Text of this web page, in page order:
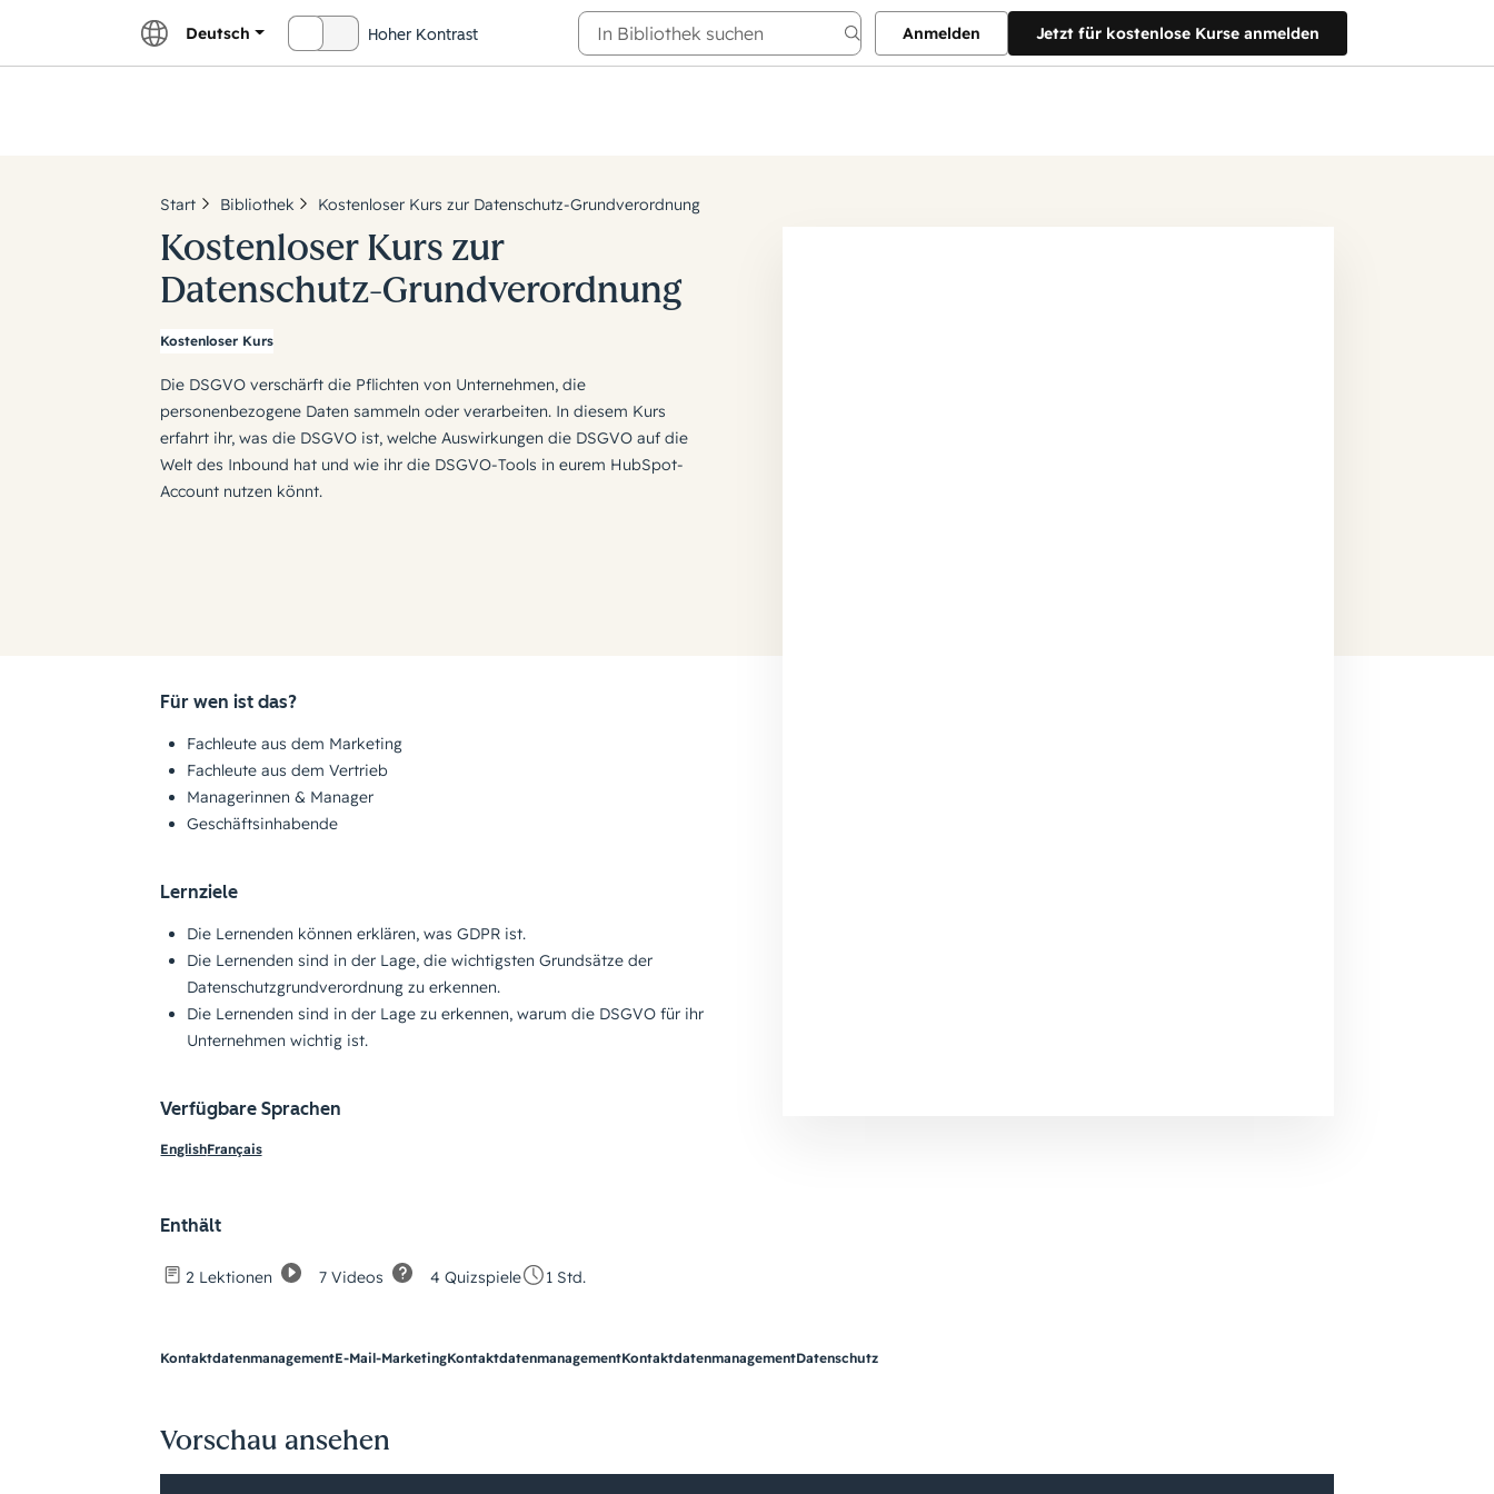
Deutsch DEAKTIVIERTHoher Kontrast Anmelden Jetzt für kostenlose Kurse anmelden
HubSpot Academy erkunden Über
Start Bibliothek Kostenloser Kurs zur Datenschutz-Grundverordnung
Kostenloser Kurs zur
Datenschutz-Grundverordnung
Kostenloser Kurs
Die DSGVO verschärft die Pflichten von Unternehmen, die
personenbezogene Daten sammeln oder verarbeiten. In diesem Kurs
erfahrt ihr, was die DSGVO ist, welche Auswirkungen die DSGVO auf die
Welt des Inbound hat und wie ihr die DSGVO-Tools in eurem HubSpot-
Account nutzen könnt.
Für wen ist das?
Fachleute aus dem Marketing
Fachleute aus dem Vertrieb
Managerinnen & Manager
Geschäftsinhabende
Lernziele
Die Lernenden können erklären, was GDPR ist.
Die Lernenden sind in der Lage, die wichtigsten Grundsätze der
Datenschutzgrundverordnung zu erkennen.
Die Lernenden sind in der Lage zu erkennen, warum die DSGVO für ihr
Unternehmen wichtig ist.
Verfügbare Sprachen
EnglishFrançais
Enthält
2 Lektionen 7 Videos 4 Quizspiele 1 Std.
KontaktdatenmanagementE-Mail-MarketingKontaktdatenmanagementKontaktdatenmanagementDatenschutz
Vorschau ansehen